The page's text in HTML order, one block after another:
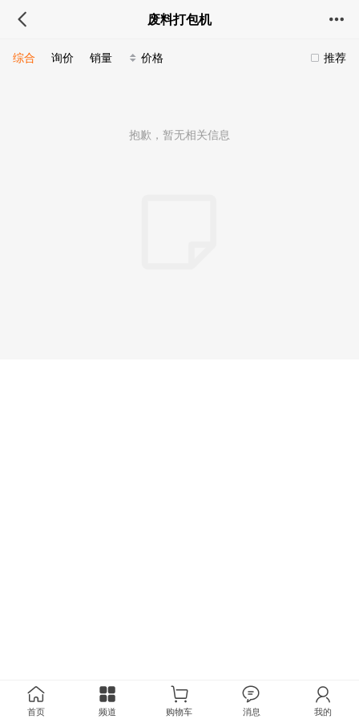
废料打包机
推荐
综合 询价 销量 价格
抱歉，暂无相关信息
首页 频道 购物车 消息 我的